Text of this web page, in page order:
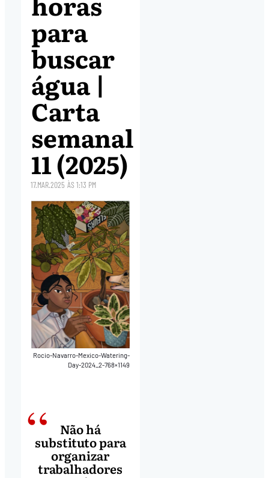
para
buscar
água |
Carta
semanal
11 (2025)
17.MAR.2025 ÀS1:13 PM
Rocio-Navarro-Mexico-Watering-
Day-2024_2-768×1149
Não há
substituto para
organizar
trabalhadores